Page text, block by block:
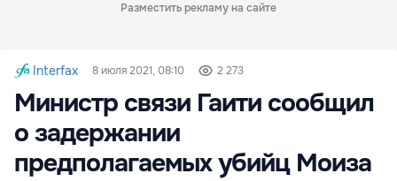
Разместить рекламу на сайте
Interfax 8 июля 2021, 08:10 2 273
Министр связи Гаити сообщил
о задержании
предполагаемых убийц Моиза